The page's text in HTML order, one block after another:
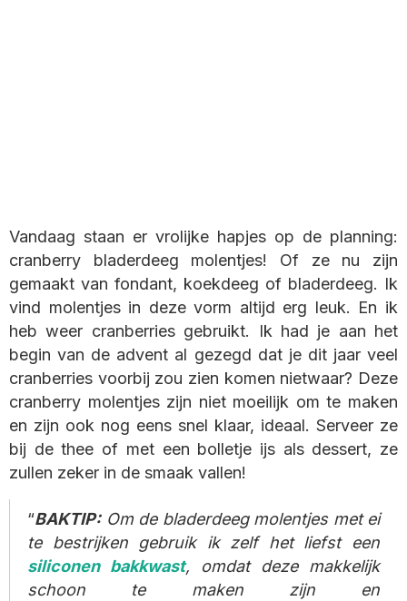
Vandaag staan er vrolijke hapjes op de planning:
cranberry bladerdeeg molentjes! Of ze nu zijn
gemaakt van fondant, koekdeeg of bladerdeeg. Ik
vind molentjes in deze vorm altijd erg leuk. En ik
heb weer cranberries gebruikt. Ik had je aan het
begin van de advent al gezegd dat je dit jaar veel
cranberries voorbij zou zien komen nietwaar? Deze
cranberry molentjes zijn niet moeilijk om te maken
en zijn ook nog eens snel klaar, ideaal. Serveer ze
bij de thee of met een bolletje ijs als dessert, ze
zullen zeker in de smaak vallen!
BAKTIP:Om de bladerdeeg molentjes met ei
te bestrijken gebruik ik zelf het liefst een
siliconen bakkwast, omdat deze makkelijk
schoon te maken zijn en